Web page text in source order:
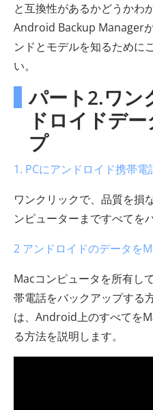
と互換性があるかどうかわ
Android Backup Manager
ンドとモデルを知るために
い。
パート2.ワン
ドロイドデ
プ
1. PCにアンドロイド携帯
ワンクリックで、品質を損
ンピューターまですべてを
2 アンドロイドのデータを
Macコンピュータを所有し
帯電話をバックアップする
は、Android上のすべてを
る方法を説明します。